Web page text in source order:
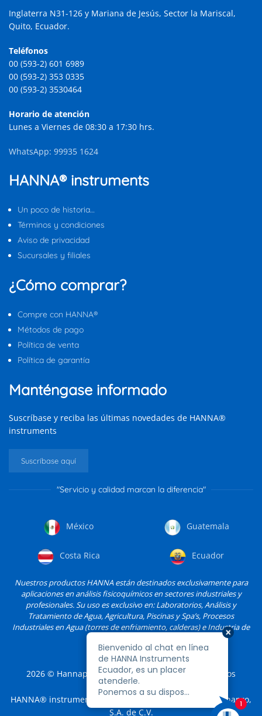
Inglaterra N31-126 y Mariana de Jesús, Sector la Mariscal,
Quito, Ecuador.
Teléfonos
00 (593-2) 601 6989
00 (593-2) 353 0335
00 (593-2) 3530464
Horario de atención
Lunes a Viernes de 08:30 a 17:30 hrs.
WhatsApp: 99935 1624
HANNA® instruments
Un poco de historia…
Términos y condiciones
Aviso de privacidad
Sucursales y filiales
¿Cómo comprar?
Compre con HANNA®
Métodos de pago
Política de venta
Política de garantía
Manténgase informado
Suscríbase y reciba las últimas novedades de HANNA®
instruments
Suscríbase aquí
"Servicio y calidad marcan la diferencia"
México Guatemala
Costa Rica Ecuador
Nuestros productos HANNA están destinados exclusivamente para
aplicaciones en análisis fisicoquímicos en sectores industriales y
profesionales. Su uso es exclusivo en: Laboratorios, Análisis y
Tratamiento de Agua, Agricultura, Piscinas y Spa’s, Procesos
Industriales en Agua (torres de enfriamiento, calderas) e Industria de
2026 © Hannapro, S.A. de C.V. y sus filiales. Todos los
derechos reservados.
HANNA® instruments es una marca registrada de Hannapro,
S.A. de C.V.